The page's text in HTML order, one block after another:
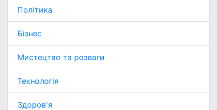
Політика
Бізнес
Мистецтво та розваги
Технологія
Здоров'я